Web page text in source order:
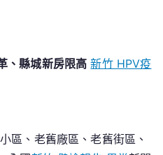
、縣城新房限高 新竹 HPV疫
區、老舊廠區、老舊街區、